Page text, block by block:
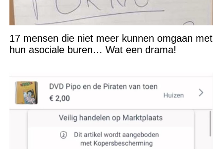
17 mensen die niet meer kunnen omgaan met
hun asociale buren… Wat een drama!